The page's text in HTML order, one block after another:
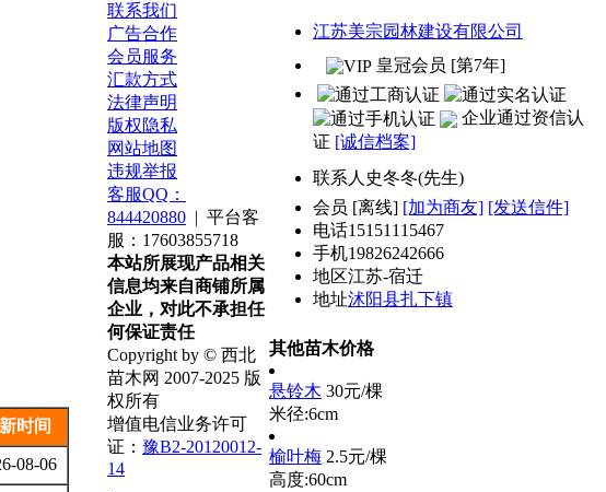
江苏美宗园林建设有限公司
皇冠会员 [第7年]
企业通过资信认
证 [诚信档案]
联系人 史冬冬(先生)
会员 [离线] [加为商友] [发送信件]
电话15151115467
手机19826242666
地区江苏-宿迁
地址沭阳县扎下镇
时间
08-06
其他苗木价格
悬铃木 30元/棵
米径:6cm
榆叶梅 2.5元/棵
高度:60cm
联系我们
广告合作
会员服务
汇款方式
法律声明
版权隐私
网站地图
违规举报
客服QQ：
844420880 | 平台客
服：17603855718
本站所展现产品相关
信息均来自商铺所属
企业，对此不承担任
何保证责任
Copyright by © 西北
苗木网 2007-2025 版
权所有
增值电信业务许可
证： 豫B2-20120012-
14